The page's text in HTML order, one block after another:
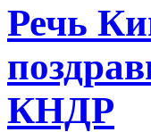
Речь
КНДР